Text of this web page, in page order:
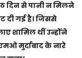
से पानी न मिलने
दी गई है। जिससे
शामिल थीं उन्होंने
मुर्दाबाद के नारे